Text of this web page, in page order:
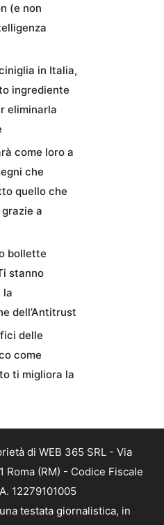
(e non
in Italia,
ingrediente
eliminarla
come loro a
che
quello che
a
bollette
stanno
la
dell’Antitrust
delle
come
ti migliora la
di WEB 365 SRL - Via
Roma (RM) - Codice Fiscale
12279101005
testata giornalistica, in